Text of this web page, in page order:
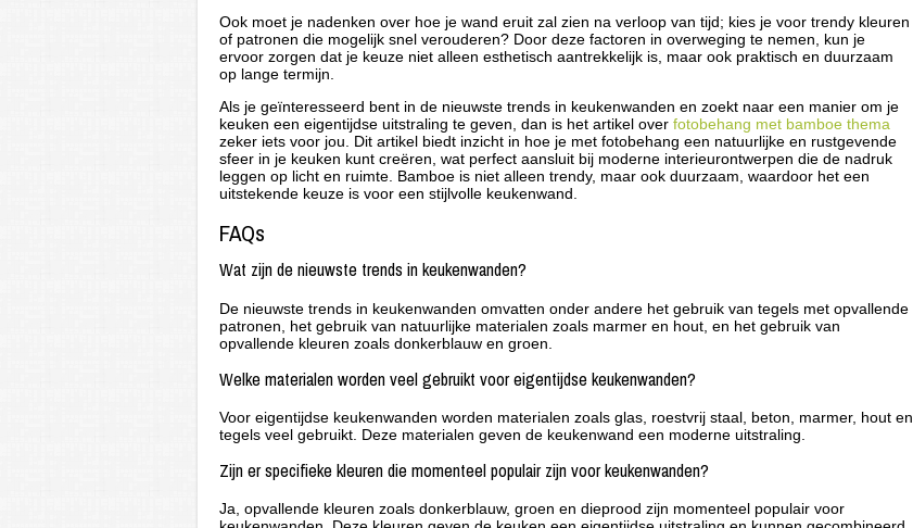
Ook moet je nadenken over hoe je wand eruit zal zien na verloop van tijd; kies je voor trendy kleuren
of patronen die mogelijk snel verouderen? Door deze factoren in overweging te nemen, kun je
ervoor zorgen dat je keuze niet alleen esthetisch aantrekkelijk is, maar ook praktisch en duurzaam
op lange termijn.
Als je geïnteresseerd bent in de nieuwste trends in keukenwanden en zoekt naar een manier om je
keuken een eigentijdse uitstraling te geven, dan is het artikel over fotobehang met bamboe thema
zeker iets voor jou. Dit artikel biedt inzicht in hoe je met fotobehang een natuurlijke en rustgevende
sfeer in je keuken kunt creëren, wat perfect aansluit bij moderne interieurontwerpen die de nadruk
leggen op licht en ruimte. Bamboe is niet alleen trendy, maar ook duurzaam, waardoor het een
uitstekende keuze is voor een stijlvolle keukenwand.
FAQs
Wat zijn de nieuwste trends in keukenwanden?
De nieuwste trends in keukenwanden omvatten onder andere het gebruik van tegels met opvallende
patronen, het gebruik van natuurlijke materialen zoals marmer en hout, en het gebruik van
opvallende kleuren zoals donkerblauw en groen.
Welke materialen worden veel gebruikt voor eigentijdse keukenwanden?
Voor eigentijdse keukenwanden worden materialen zoals glas, roestvrij staal, beton, marmer, hout en
tegels veel gebruikt. Deze materialen geven de keukenwand een moderne uitstraling.
Zijn er specifieke kleuren die momenteel populair zijn voor keukenwanden?
Ja, opvallende kleuren zoals donkerblauw, groen en dieprood zijn momenteel populair voor